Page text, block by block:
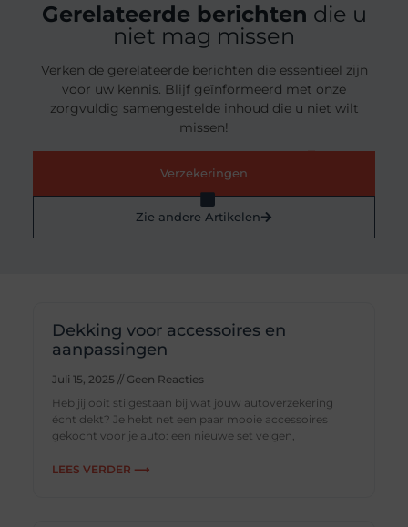
Gerelateerde berichten die u
niet mag missen
Verken de gerelateerde berichten die essentieel zijn
voor uw kennis. Blijf geïnformeerd met onze
zorgvuldig samengestelde inhoud die u niet wilt
missen!
Verzekeringen
Zie andere Artikelen
Dekking voor accessoires en
aanpassingen
Juli 15, 2025
Geen Reacties
Heb jij ooit stilgestaan bij wat jouw autoverzekering
écht dekt? Je hebt net een paar mooie accessoires
gekocht voor je auto: een nieuwe set velgen,
LEES VERDER ⟶